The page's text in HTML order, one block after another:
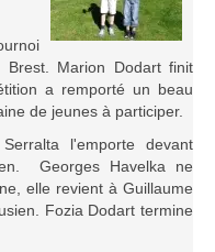
Marion Dodart finit
a remporté un beau
de jeunes à participer.
l'emporte devant
Georges Havelka ne
elle revient à Guillaume
Fozia Dodart termine